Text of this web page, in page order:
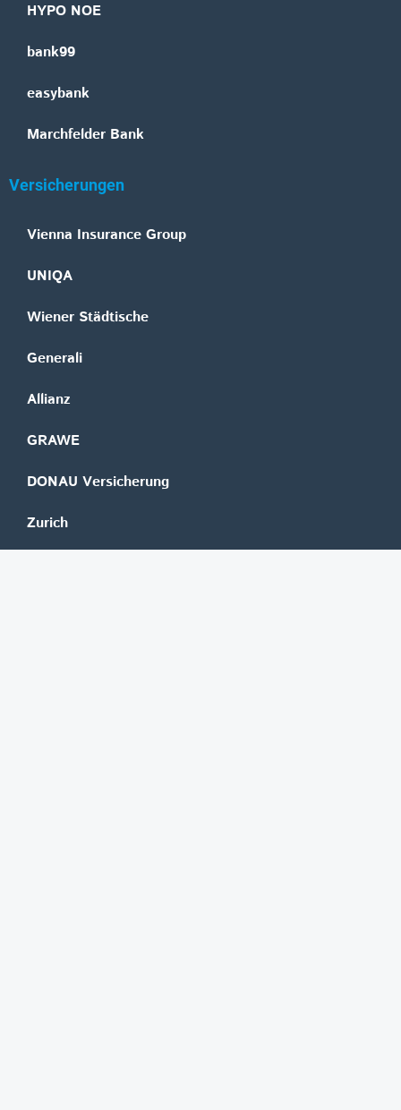
HYPO NOE
bank99
easybank
Marchfelder Bank
Versicherungen
Vienna Insurance Group
UNIQA
Wiener Städtische
Generali
Allianz
GRAWE
DONAU Versicherung
Zurich